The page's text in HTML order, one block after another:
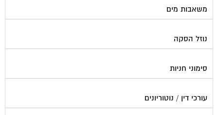
משאבות מים
נוזל הסקה
סימוני חניות
עורכי דין / נוטוריונים